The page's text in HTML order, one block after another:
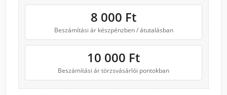
8 000 Ft
Beszámítási ár készpénzben / átutalásban
10 000 Ft
Beszámítási ár törzsvásárlói pontokban